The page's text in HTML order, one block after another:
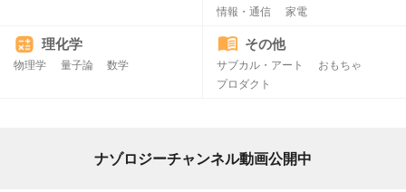
情報・通信
家電
理化学
物理学 量子論 数学
その他
サブカル・アート
おもちゃ
プロダクト
ナゾロジーチャンネル動画公開中